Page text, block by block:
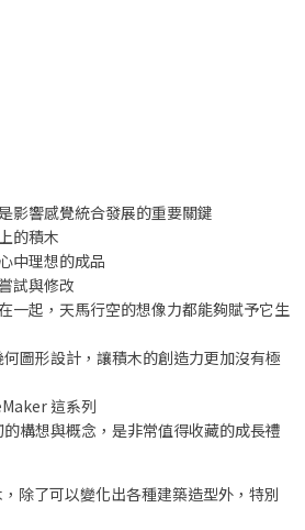
影響感覺統合發展的重要關鍵
的積木
中理想的成品
試與修改
一起，天馬行空的想像力都能夠賦予它生
圖形設計，讓積木的創造力更加沒有極
這系列
構想與概念，是非常值得收藏的成長禮
除了可以變化出各種建築造型外，特別